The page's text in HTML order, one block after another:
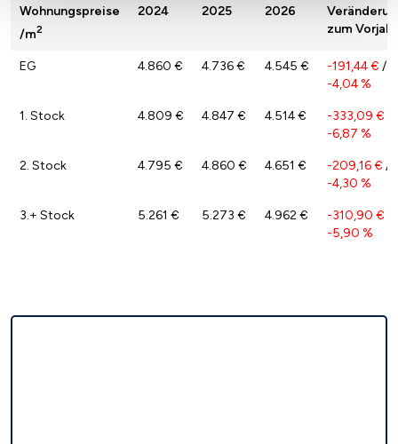
Wohnungspreise
/m2
2024 2025 2026
zum Vorjahr
EG 4.860 € 4.736 € 4.545 € -191,44 € /
-4,04 %
1. Stock 4.809 € 4.847 € 4.514 € -333,09 €
-6,87 %
2. Stock 4.795 € 4.860 € 4.651 € -209,16 € /
-4,30 %
3.+ Stock 5.261 € 5.273 € 4.962 € -310,90 €
-5,90 %